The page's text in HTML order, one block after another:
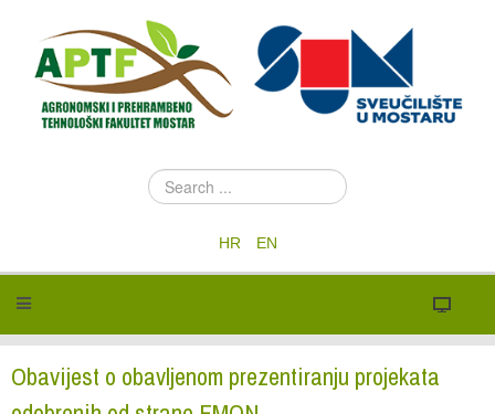
S
e
c
.
HR EN
Obavijest o obavljenom prezentiranju projekata